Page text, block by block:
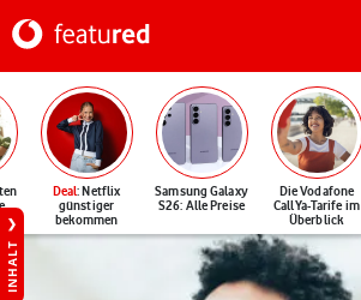
Deal: Netflix
günstiger
bekommen
Samsung Galaxy
S26: Alle Preise
Die Vodafone
CallYa-Tarife im
Überblick
INHALT